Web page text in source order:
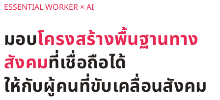
ESSENTIAL WORKER × AI
มอบโครงสร้างพื้นฐานทาง
สังคมที่เชื่อถือได้
ให้กับผู้คนที่ขับเคลื่อนสังคม